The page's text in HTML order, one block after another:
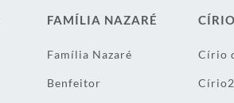
FAMÍLIA NAZARÉ
Família Nazaré
Benfeitor
Círio